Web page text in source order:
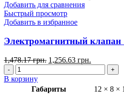
Добавить для сравнения
Быстрый просмотр
Добавить в избранное
Электромагнитный клапан
1,478.17грн. 1,256.63 грн.
В корзину
Габариты
12 × 8 ×